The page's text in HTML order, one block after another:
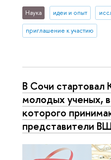
Наука идеи и опыт
приглашение к участию
В Сочи стартовал
молодых ученых,
которого
представители